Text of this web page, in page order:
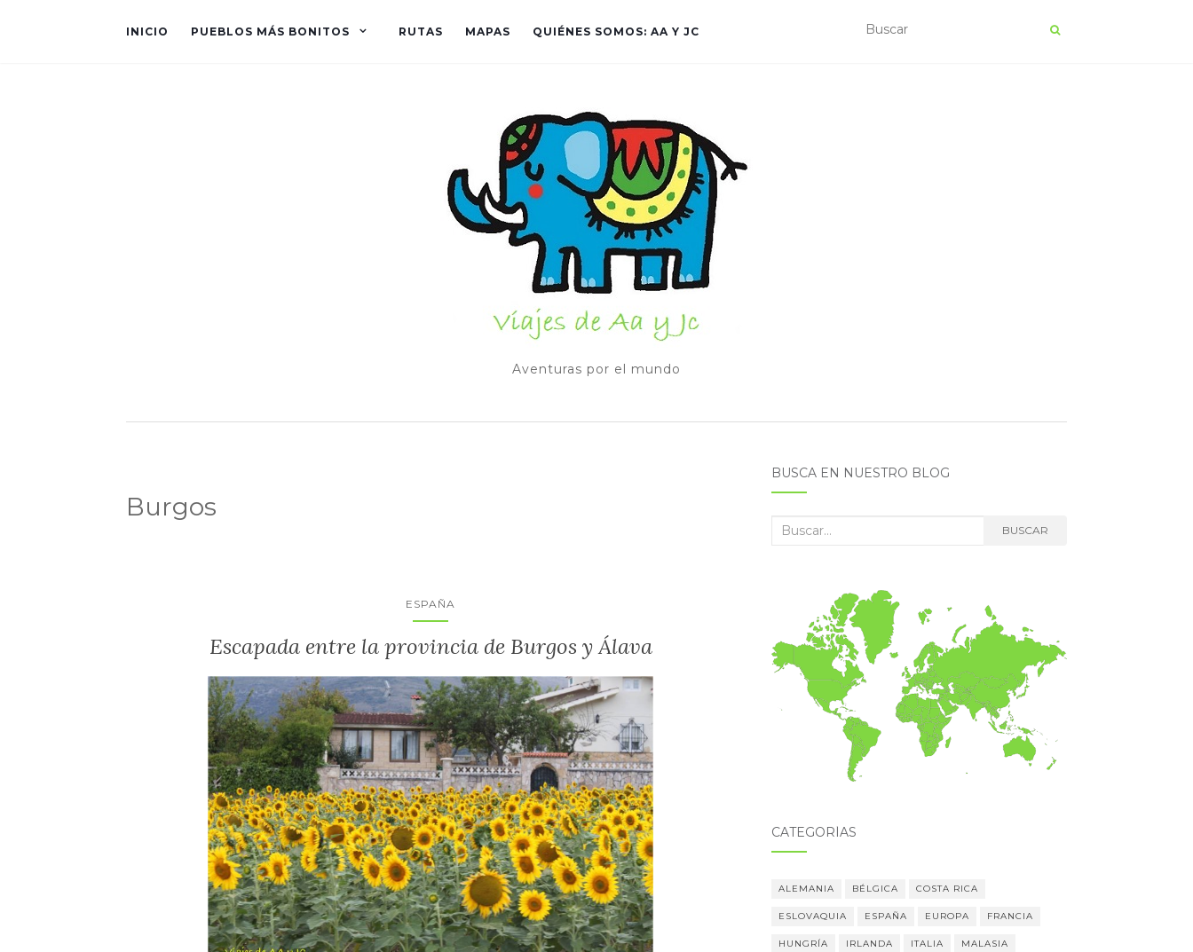
INICIO PUEBLOS MÁS BONITOS RUTAS MAPAS QUIÉNES SOMOS: AA Y JC
Aventuras por el mundo
Burgos
ESPAÑA
Escapada entre la provincia de Burgos y Álava
BUSCA EN NUESTRO BLOG
Buscar: BUSCAR
CATEGORÍAS
ALEMANIA BÉLGICA COSTA RICA
ESLOVAQUIA ESPAÑA EUROPA FRANCIA
HUNGRÍA IRLANDA ITALIA MALASIA